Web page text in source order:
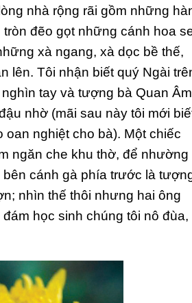
nhà rộng rãi gồm những
đẽo gọt những cánh hoa
xà ngang, xà dọc bề thế,
lên. Tôi nhận biết quý Ngài
tay và tượng bà Quan Âm
nhờ (mãi sau này tôi mới
nghiệt cho bà). Một chiếc
ngăn che khu thờ, để nhường
cánh gà phía trước là
nhìn thế thôi nhưng hai ông
học sinh chúng tôi nô đùa,